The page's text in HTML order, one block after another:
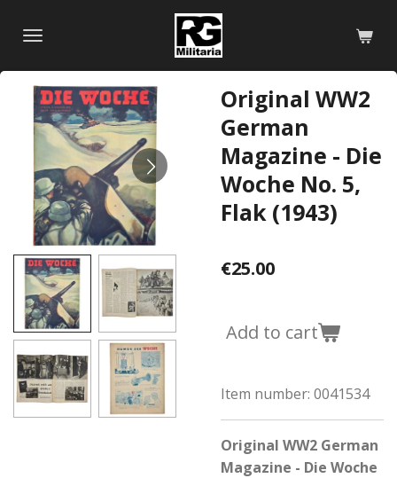
content
Original WW2
German
Magazine - Die
Woche No. 5,
Flak (1943)
€25.00
Add to cart
Item number: 0041534
Original WW2 German
Magazine - Die Woche